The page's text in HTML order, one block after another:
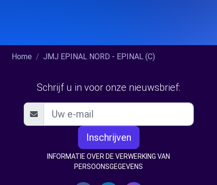
Home JMJ EPINAL NORD - EPINAL (C)
Schrijf u in voor onze nieuwsbrief:
Inschrijven
INFORMATIE OVER DE VERWERKING VAN
PERSOONSGEGEVENS